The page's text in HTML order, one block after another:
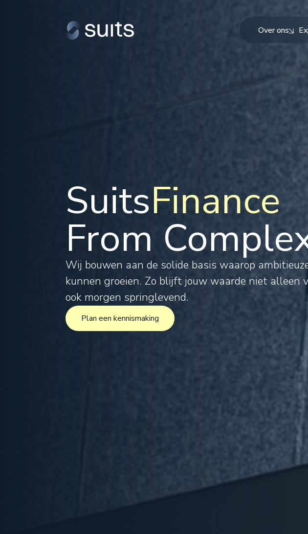
Over ons
SuitsFinance
Tax
Legal
Projects
From
Wij bouwen aan de solide basis waarop
kunnen groeien. Zo blijft jouw waarde niet alleen
ook morgen springlevend.
Plan een kennismaking